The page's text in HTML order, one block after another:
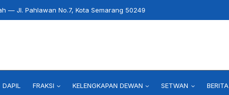
— Jl. Pahlawan No.7, Kota Semarang 50249
DAPIL FRAKSI KELENGKAPAN DEWAN SETWAN BERITA